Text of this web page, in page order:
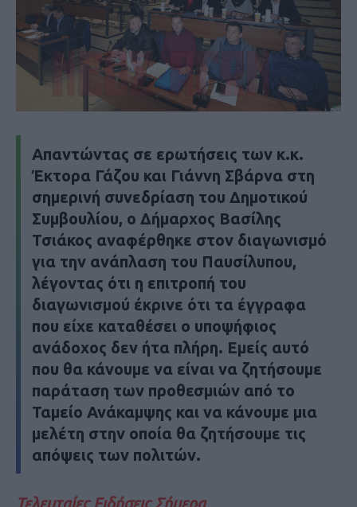
Απαντώντας σε ερωτήσεις των κ.κ.
Έκτορα Γάζου και Γιάννη Σβάρνα στη
σημερινή συνεδρίαση του Δημοτικού
Συμβουλίου, ο Δήμαρχος Βασίλης
Τσιάκος αναφέρθηκε στον διαγωνισμό
για την ανάπλαση του Παυσίλυπου,
λέγοντας ότι η επιτροπή του
διαγωνισμού έκρινε ότι τα έγγραφα
που είχε καταθέσει ο υποψήφιος
ανάδοχος δεν ήτα πλήρη. Εμείς αυτό
που θα κάνουμε να είναι να ζητήσουμε
παράταση των προθεσμιών από το
Ταμείο Ανάκαμψης και να κάνουμε μια
μελέτη στην οποία θα ζητήσουμε τις
απόψεις των πολιτών.
Τελευταίες Ειδήσεις Σήμερα